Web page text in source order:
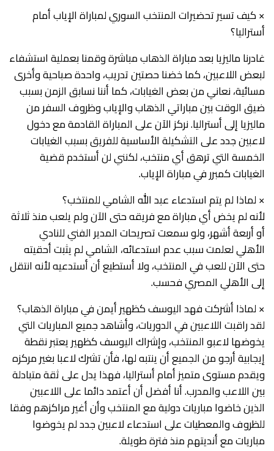
× كيف تسير تحضيرات المنتخب السوري لمباراة الإياب أمام
أستراليا؟
غادرنا ماليزيا بعد مباراة الذهاب مباشرة وقمنا بعملية استشفاء
لبعض اللاعبين، كما خضنا حصتين تدريب، واحدة صباحية وأخرى
مسائية، نعاني من بعض الغيابات، كما أننا نسابق الزمن بسبب
ضيق الوقت بين مباراتي الذهاب والإياب وظروف السفر من
ماليزيا إلى أستراليا. نركز الآن على المباراة القادمة مع دخول
لاعبين جدد على التشكيلة الأساسية للفريق بسبب الغيابات
الخمسة التي ترهق أي منتخب، لكنني لن أستخدم قضية
الغيابات كمبرر في مباراة الإياب.
× لماذا لم يتم استدعاء عبد الله الشامي للمنتخب؟
لأنه لم يخض أي مباراة مع فريقه حتى الآن ولم يلعب منذ ثلاثة
أو أربعة أشهر، ولو سمعت تصريحات المدير الفني للنادي
الأهلي لعلمت سبب عدم استدعائه، الشامي لم يثبت أحقيته
حتى الآن للعب في المنتخب، ولا أستطيع أن أستدعيه لأنه انتقل
إلى الأهلي المصري فحسب.
× لماذا أشركت فهد اليوسف كظهير أيمن في مباراة الذهاب؟
لقد راقبت اللاعبين في الدوريات، وأشاهد جميع المباريات التي
يخوضها لاعبو المنتخب، وإشراك اليوسف كظهير يعتبر نقطة
إيجابية أرجو من الجميع أن ينتبه لها، فأن تشرك لاعبا بغير مركزه
ويقدم مستوى متميز أمام أستراليا، فهذا يدل على ثقة متبادلة
بين اللاعب والمدرب. أنا أفضل أن أعتمد دائما على اللاعبين
الذين خاضوا مباريات دولية مع المنتخب وأن أغير مراكزهم وفقا
للظروف والمعطيات على استدعاء لاعبين جدد لم يخوضوا
مباريات مع أنديتهم منذ فترة طويلة.